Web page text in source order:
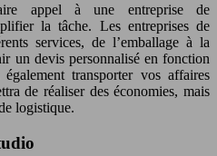
appel à une entreprise de
la tâche. Les entreprises de
services, de l’emballage à la
un devis personnalisé en fonction
transporter vos affaires
de réaliser des économies, mais
logistique.